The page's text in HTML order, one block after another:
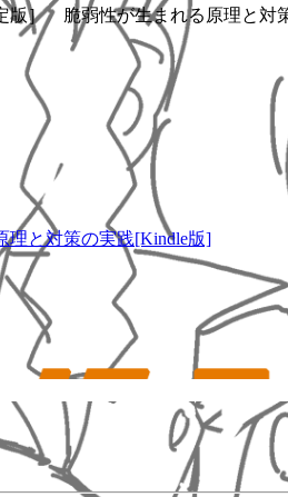
］ 脆弱性が生まれる原理と対
理と対策の実践[Kindle版]